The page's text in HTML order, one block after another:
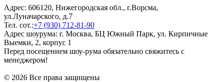
Адрес: 606120, Нижегородская обл., г.Ворсма,
ул.Луначарского, д.7
Тел. сот.:+7 (930) 712-81-90
Адрес шоурума: г. Москва, БЦ Южный Парк, ул. Кирпичные
Выемки, 2, корпус 1
Перед посещением шоу-рума обязательно свяжитесь с
менеджером!
© 2026 Все права защищены